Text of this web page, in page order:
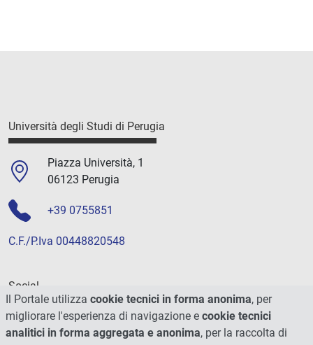
Università degli Studi di Perugia
Piazza Università, 1
06123 Perugia
+39 0755851
C.F./P.Iva 00448820548
Social
Il Portale utilizza cookie tecnici in forma anonima, per
migliorare l'esperienza di navigazione e cookie tecnici
analitici in forma aggregata e anonima, per la raccolta di